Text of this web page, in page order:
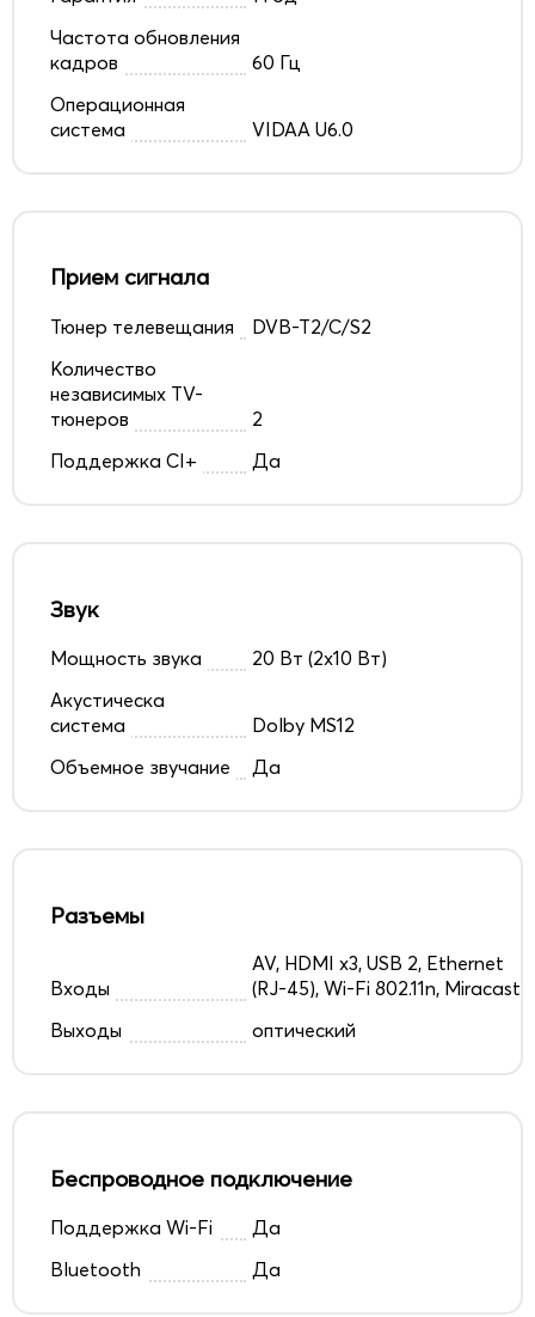
Частота обновления
кадров
60 Гц
Операционная
система
VIDAA U6.0
Прием сигнала
Тюнер телевещания
DVB-T2/C/S2
Количество
независимых TV-
тюнеров
2
Поддержка CI+
Да
Звук
Мощность звука
20 Вт (2х10 Вт)
Акустическа
система
Dolby MS12
Объемное звучание
Да
Разъемы
Входы
AV, HDMI x3, USB 2, Ethernet
(RJ-45), Wi-Fi 802.11n, Miracast
Выходы
оптический
Беспроводное подключение
Поддержка Wi-Fi
Да
Bluetooth
Да